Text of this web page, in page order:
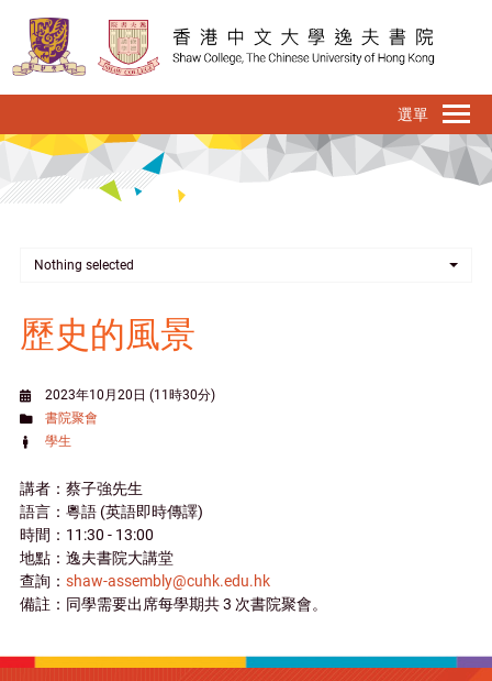
Nothing selected
歷史的風景
2023年10月20日 (11時30分)
書院聚會
學生
講者：蔡子強先生
語言：粵語 (英語即時傳譯)
時間：11:30 - 13:00
地點：逸夫書院大講堂
查詢： shaw-assembly@cuhk.edu.hk
備註：同學需要出席每學期共 3 次書院聚會。